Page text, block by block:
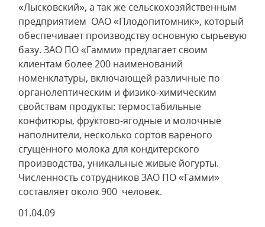
«Лысковский», а так же сельскохозяйственным
предприятием ОАО «Плодопитомник», который
обеспечивает производству основную сырьевую
базу. ЗАО ПО «Гамми» предлагает своим
клиентам более 200 наименований
номенклатуры, включающей различные по
органолептическим и физико-химическим
свойствам продукты: термостабильные
конфитюры, фруктово-ягодные и молочные
наполнители, несколько сортов вареного
сгущенного молока для кондитерского
производства, уникальные живые йогурты.
Численность сотрудников ЗАО ПО «Гамми»
составляет около 900 человек.
01.04.09